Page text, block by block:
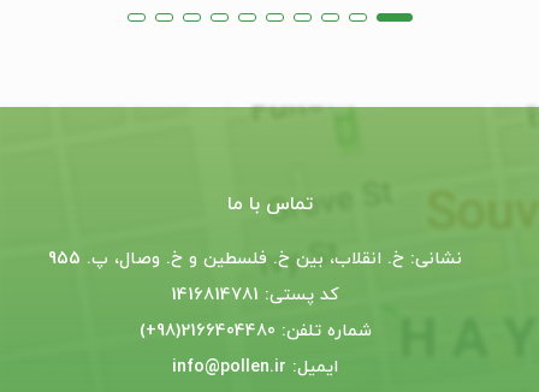
تماس با ما
نشانی: خ. انقلاب، بین خ. فلسطین و خ. وصال، پ. 955
کد پستی: 1416814781
شماره تلفن: 2166404480(98+)
ایمیل: info@pollen.ir